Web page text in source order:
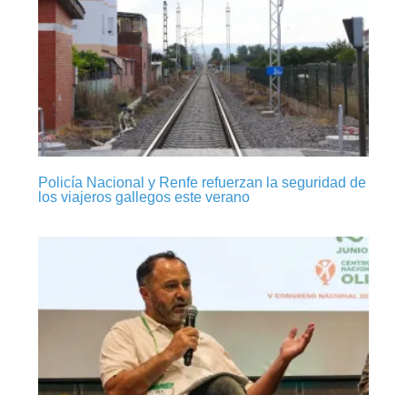
Policía Nacional y Renfe refuerzan la seguridad de
los viajeros gallegos este verano